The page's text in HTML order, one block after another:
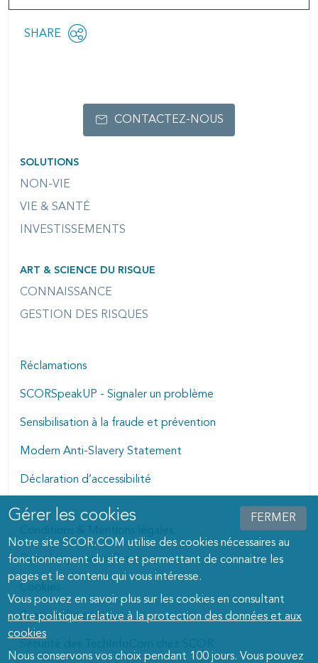
FERMER
Manage cookies dialog
Gérer les cookies
Notre site SCOR.COM utilise des cookies nécessaires au
fonctionnement du site et permettant de connaitre les
pages et le contenu qui vous intéresse.
Vous pouvez en savoir plus sur les cookies en consultant
notre politique relative à la protection des données et aux
cookies
Nous conservons vos choix pendant 100 jours. Vous pouvez
Share
SHARE
OPEN
SOLUTIONS
NON-VIE
VIE & SANTÉ
INVESTISSEMENTS
ART & SCIENCE DU RISQUE
CONNAISSANCE
GESTION DES RISQUES
CONTACTEZ-NOUS
Réclamations
SCORSpeakUP - Signaler un problème
Sensibilisation à la fraude et prévention
Modern Anti-Slavery Statement
Déclaration d’accessibilité
Conditions & Mentions légales
Données personnelles
Cookies
Gestion des cookies
Sécurité des TechInfoCom chez SCOR